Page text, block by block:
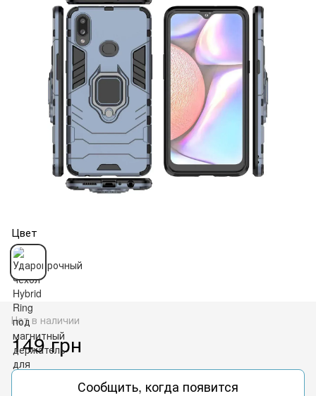
Цвет
Нет в наличии
149 грн
Сообщить, когда появится